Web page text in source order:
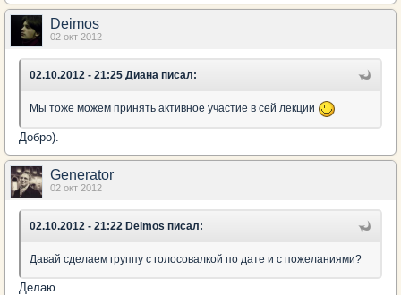
Deimos
02 окт 2012
02.10.2012 - 21:25 Диана писал:
Мы тоже можем принять активное участие в сей лекции
Добро).
Generator
02 окт 2012
02.10.2012 - 21:22 Deimos писал:
Давай сделаем группу с голосовалкой по дате и с пожеланиями?
Делаю.